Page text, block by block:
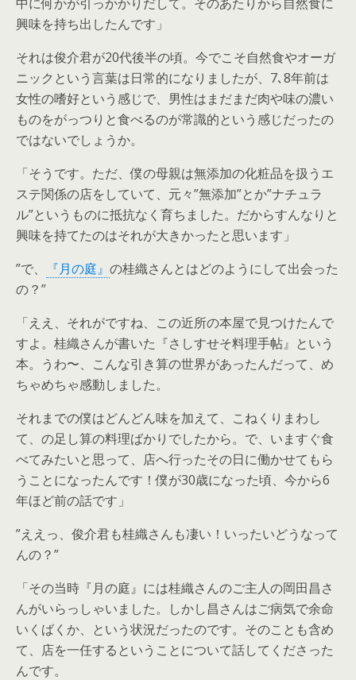
興味を持ち出したんです」
それは俊介君が20代後半の頃。今でこそ自然食やオーガ
ニックという言葉は日常的になりましたが、7､8年前は
女性の嗜好という感じで、男性はまだまだ肉や味の濃い
ものをがっつりと食べるのが常識的という感じだったの
ではないでしょうか。
「そうです。ただ、僕の母親は無添加の化粧品を扱うエ
ステ関係の店をしていて、元々”無添加”とか”ナチュラ
ル”というものに抵抗なく育ちました。だからすんなりと
興味を持てたのはそれが大きかったと思います」
”で、
『月の庭』 の桂織さんとはどのようにして出会った
の？”
「ええ、それがですね、この近所の本屋で見つけたんで
すよ。桂織さんが書いた『さしすせそ料理手帖』という
本。うわ〜、こんな引き算の世界があったんだって、め
ちゃめちゃ感動しました。
それまでの僕はどんどん味を加えて、こねくりまわし
て、の足し算の料理ばかりでしたから。で、いますぐ食
べてみたいと思って、店へ行ったその日に働かせてもら
うことになったんです！僕が30歳になった頃、今から6
年ほど前の話です」
”ええっ、俊介君も桂織さんも凄い！いったいどうなって
んの？”
「その当時『月の庭』には桂織さんのご主人の岡田昌さ
んがいらっしゃいました。しかし昌さんはご病気で余命
いくばくか、という状況だったのです。そのことも含め
て、店を一任するということについて話してくださった
んです。